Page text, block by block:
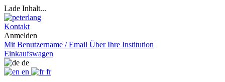
Lade Inhalt...
Kontakt
Anmelden
Mit Benutzername / Email Über Ihre Institution
Einkaufswagen
de
en
fr